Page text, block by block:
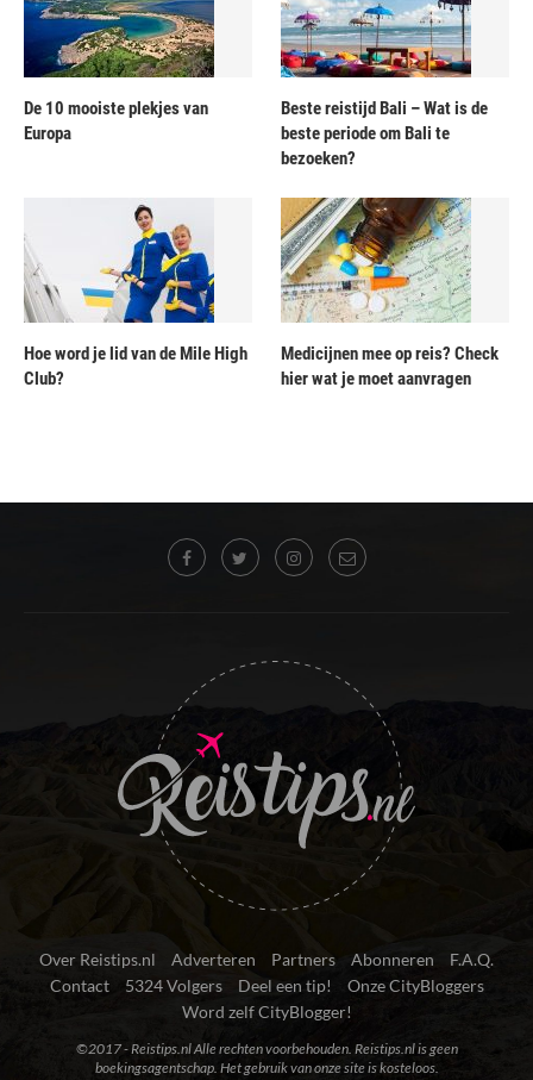
De 10 mooiste plekjes van
Europa
Beste reistijd Bali – Wat is de
beste periode om Bali te
bezoeken?
Hoe word je lid van de Mile High
Club?
Medicijnen mee op reis? Check
hier wat je moet aanvragen
Over Reistips.nl Adverteren Partners Abonneren
F.A.Q.
Contact
5324 Volgers Deel een tip!
Onze CityBloggers
Word zelf CityBlogger!
©2017 - Reistips.nl Alle rechten voorbehouden. Reistips.nl is geen
boekingsagentschap. Het gebruik van onze site is kosteloos.